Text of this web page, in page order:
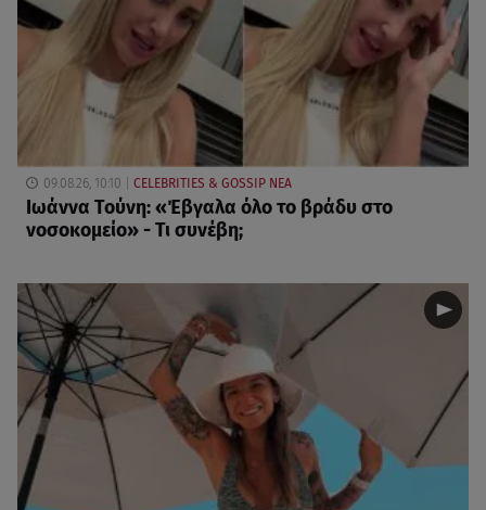
09.08.26, 10:10 CELEBRITIES & GOSSIP ΝΕΑ
Ιωάννα Τούνη: «Έβγαλα όλο το βράδυ στο
νοσοκομείο» - Τι συνέβη;